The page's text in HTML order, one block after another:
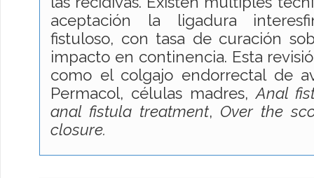
aceptación la ligadura
fistuloso, con tasa de curación
impacto en continencia. Esta
como el colgajo endorrectal de
Permacol, células madres,Anal
anal fistula treatment, Over the
closure.